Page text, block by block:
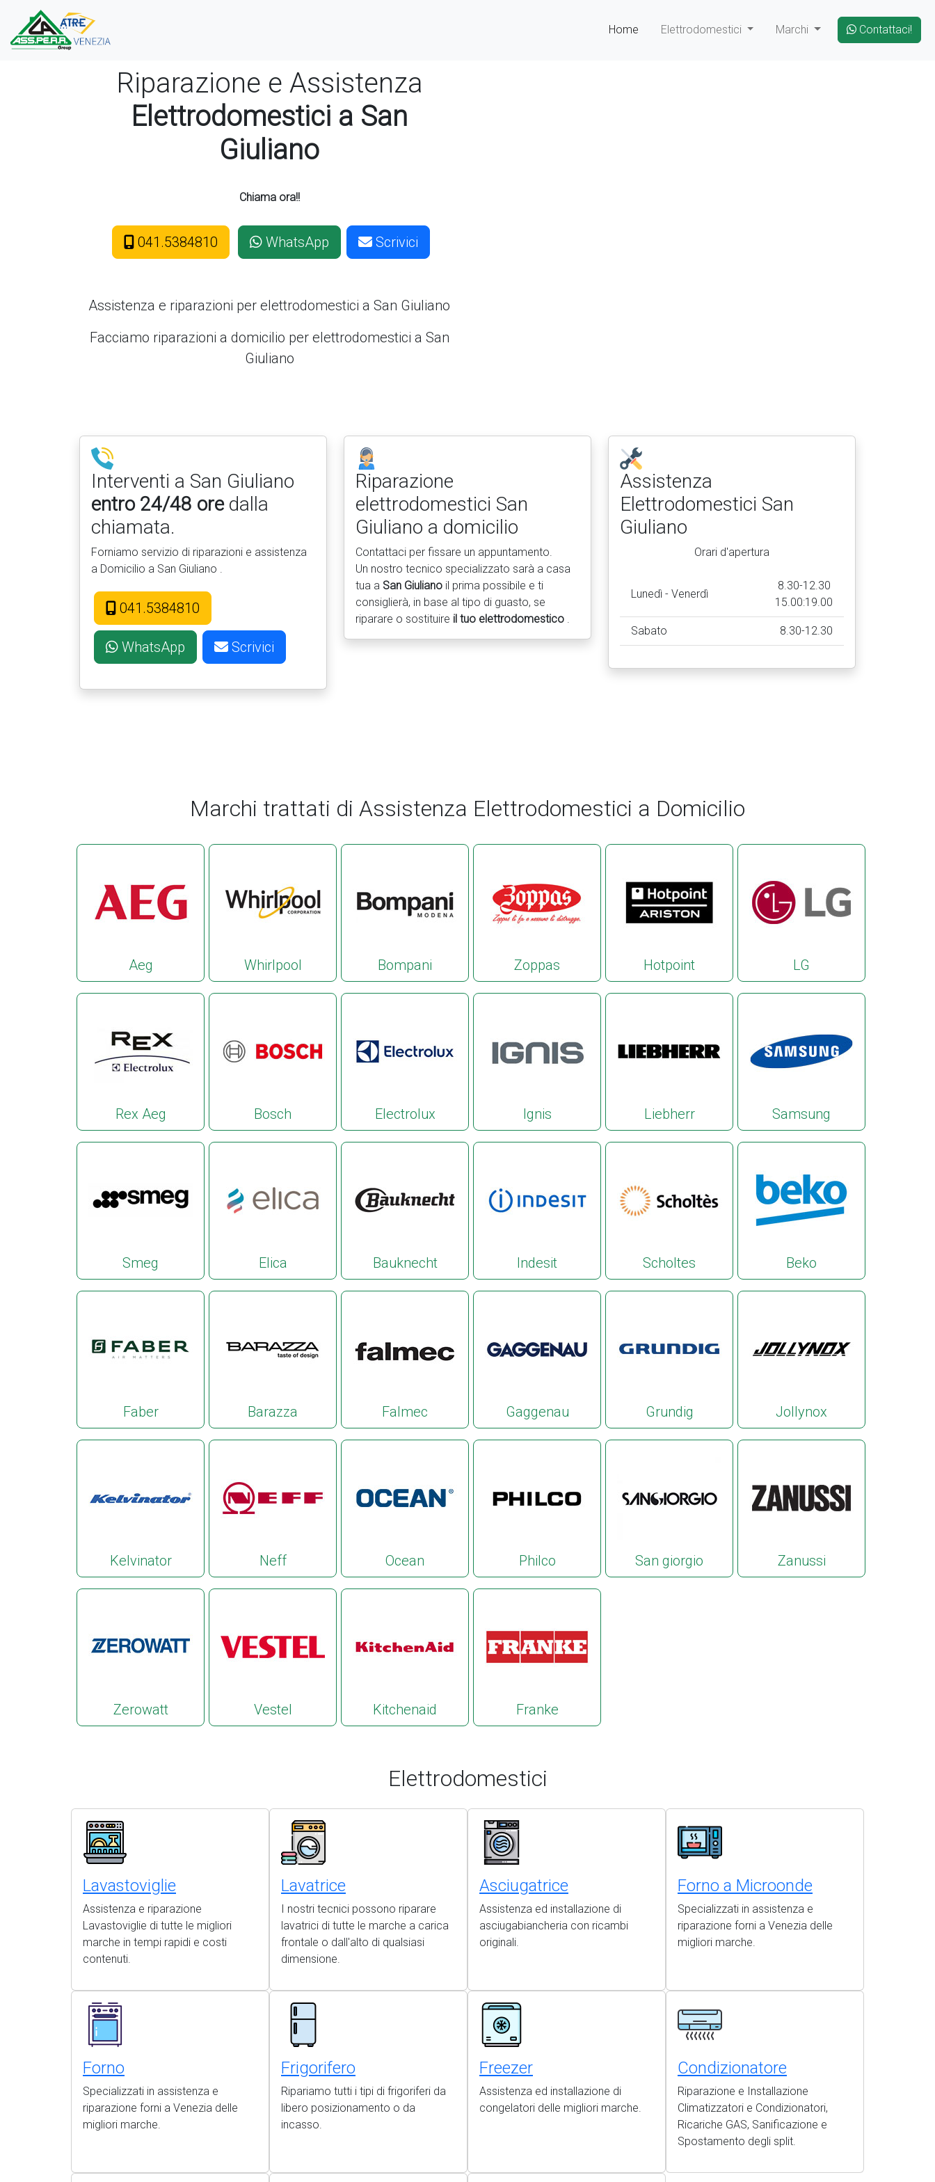
Home Elettrodomestici Marchi Contattaci!
Riparazione e Assistenza
Elettrodomestici a San
Giuliano
Chiama ora!!
041.5384810 WhatsApp Scrivici
Assistenza e riparazioni per elettrodomestici a San Giuliano
Facciamo riparazioni a domicilio per elettrodomestici a San
Giuliano
Interventi a San Giuliano
entro 24/48 oredalla
chiamata.
Forniamo servizio di riparazioni e assistenza
a Domicilio a San Giuliano .
041.5384810
WhatsApp Scrivici
Riparazione
elettrodomestici San
Giuliano a domicilio
Contattaci per fissare un appuntamento.
Un nostro tecnico specializzato sarà a casa
tua a San Giuliano il prima possibile e ti
consiglierà, in base al tipo di guasto, se
riparare o sostituire il tuo elettrodomestico .
Assistenza
Elettrodomestici San
Giuliano
Orari d'apertura
Lunedì - Venerdì
8.30-12.30
15.00:19.00
Sabato 8.30-12.30
Marchi trattati di Assistenza Elettrodomestici a Domicilio
Aeg Whirlpool Bompani Zoppas Hotpoint LG
Rex Aeg Bosch Electrolux Ignis Liebherr Samsung
Smeg Elica Bauknecht Indesit Scholtes Beko
Faber Barazza Falmec Gaggenau Grundig Jollynox
Kelvinator Neff Ocean Philco San giorgio Zanussi
Zerowatt Vestel Kitchenaid Franke
Elettrodomestici
Lavastoviglie
Assistenza e riparazione
Lavastoviglie di tutte le migliori
marche in tempi rapidi e costi
contenuti.
Lavatrice
I nostri tecnici possono riparare
lavatrici di tutte le marche a carica
frontale o dall'alto di qualsiasi
dimensione.
Asciugatrice
Assistenza ed installazione di
asciugabiancheria con ricambi
originali.
Forno a Microonde
Specializzati in assistenza e
riparazione forni a Venezia delle
migliori marche.
Forno
Specializzati in assistenza e
riparazione forni a Venezia delle
migliori marche.
Frigorifero
Ripariamo tutti i tipi di frigoriferi da
libero posizionamento o da
incasso.
Freezer
Assistenza ed installazione di
congelatori delle migliori marche.
Condizionatore
Riparazione e Installazione
Climatizzatori e Condizionatori,
Ricariche GAS, Sanificazione e
Spostamento degli split.